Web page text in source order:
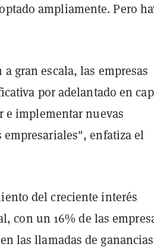
ampliamente. Pero
gran escala, las empresas
por adelantado en
implementar nuevas
enfatiza el
del creciente interés
con un 16% de las
las llamadas de